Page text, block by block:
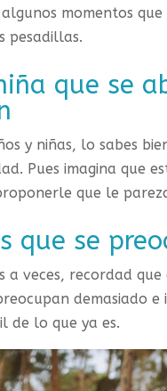
momentos
pesadillas.
que se
y niñas, lo sabes
Pues imagina que
que le
que se
a veces, recordad
demasiado
de lo que ya es.